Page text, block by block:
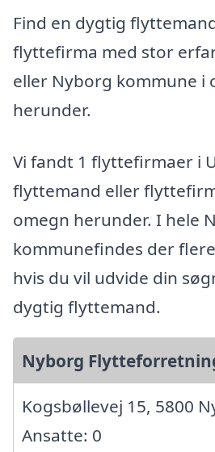
Find en dygtig
flyttefirma med stor
eller Nyborg kommune i
herunder.
Vi fandt 1 flyttefirmaer i
flyttemand eller
omegn herunder. I hele
kommunefindes der
hvis du vil udvide din
dygtig flyttemand.
Nyborg
Kogsbøllevej 15, 5800
Ansatte: 0